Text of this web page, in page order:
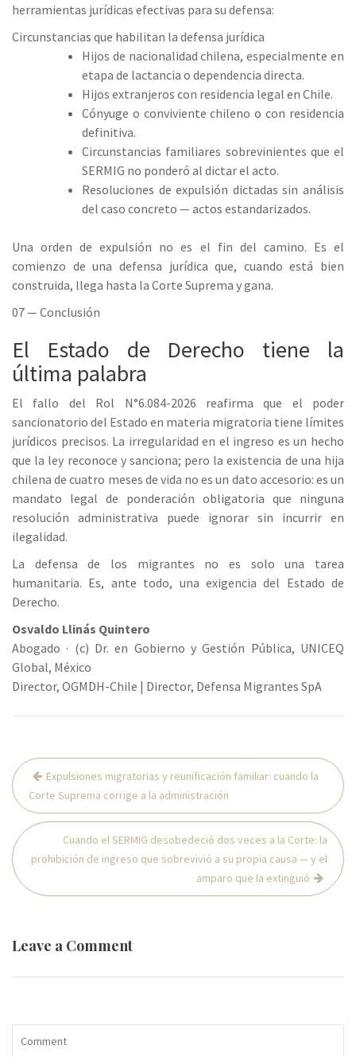
herramientas jurídicas efectivas para su defensa:
Circunstancias que habilitan la defensa jurídica
Hijos de nacionalidad chilena, especialmente en
etapa de lactancia o dependencia directa.
Hijos extranjeros con residencia legal en Chile.
Cónyuge o conviviente chileno o con residencia
definitiva.
Circunstancias familiares sobrevinientes que el
SERMIG no ponderó al dictar el acto.
Resoluciones de expulsión dictadas sin análisis
del caso concreto — actos estandarizados.
Una orden de expulsión no es el fin del camino. Es el
comienzo de una defensa jurídica que, cuando está bien
construida, llega hasta la Corte Suprema y gana.
07 — Conclusión
El Estado de Derecho tiene la
última palabra
El fallo del Rol N°6.084-2026 reafirma que el poder
sancionatorio del Estado en materia migratoria tiene límites
jurídicos precisos. La irregularidad en el ingreso es un hecho
que la ley reconoce y sanciona; pero la existencia de una hija
chilena de cuatro meses de vida no es un dato accesorio: es un
mandato legal de ponderación obligatoria que ninguna
resolución administrativa puede ignorar sin incurrir en
ilegalidad.
La defensa de los migrantes no es solo una tarea
humanitaria. Es, ante todo, una exigencia del Estado de
Derecho.
Osvaldo Llinás Quintero
Abogado · (c) Dr. en Gobierno y Gestión Pública, UNICEQ
Global, México
Director, OGMDH-Chile | Director, Defensa Migrantes SpA
Navegación
de
entradas
Expulsiones migratorias y reunificación familiar: cuando la
Corte Suprema corrige a la administración
Cuando el SERMIG desobedeció dos veces a la Corte: la
prohibición de ingreso que sobrevivió a su propia causa — y el
amparo que la extinguió
Leave a Comment